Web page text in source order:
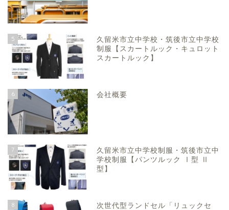
5
久留米市立中学校・筑後市立中学校
制服【スカートルック・キュロット
スカートルック】
6 会社概要
7
久留米市立中学校制服・筑後市立中
学校制服【パンツルック Ⅰ型 Ⅱ
型】
8
次世代型ランドセル「リュックセ